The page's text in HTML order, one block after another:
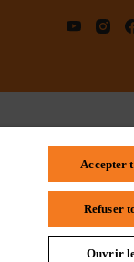
STIHL FAQ
L'Enregistrement
Accepter
Refuser
Ouvrir